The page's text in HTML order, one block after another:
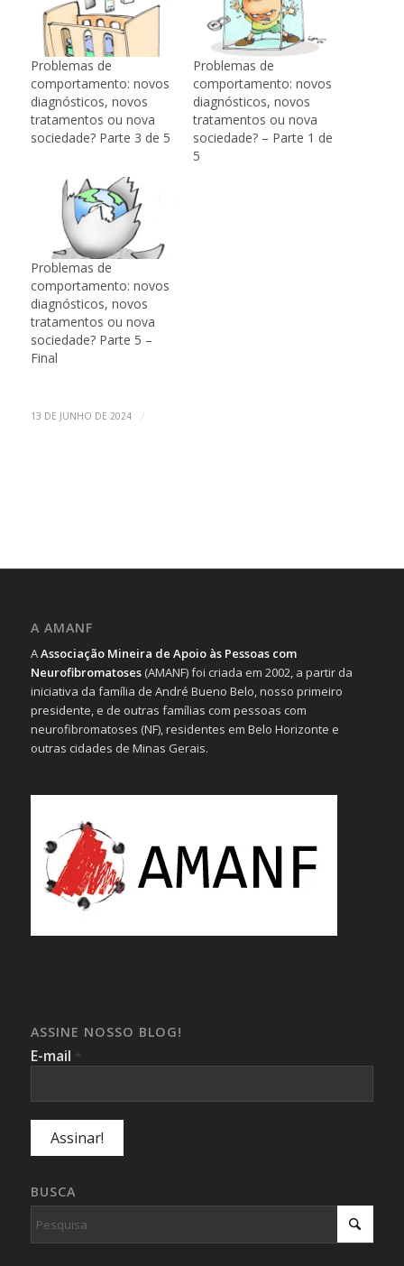
Problemas de
comportamento: novos
diagnósticos, novos
tratamentos ou nova
sociedade? Parte 3 de 5
Problemas de
comportamento: novos
diagnósticos, novos
tratamentos ou nova
sociedade? – Parte 1 de
5
Problemas de
comportamento: novos
diagnósticos, novos
tratamentos ou nova
sociedade? Parte 5 –
Final
13 DE JUNHO DE 2024 /
A AMANF
AAssociação Mineira de Apoio às Pessoas com
Neurofibromatoses(AMANF) foi criada em 2002, a partir da
iniciativa da família de André Bueno Belo, nosso primeiro
presidente, e de outras famílias com pessoas com
neurofibromatoses (NF), residentes em Belo Horizonte e
outras cidades de Minas Gerais.
ASSINE NOSSO BLOG!
E-mail *
BUSCA